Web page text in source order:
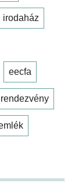
irodaház
eecfa
rendezvény